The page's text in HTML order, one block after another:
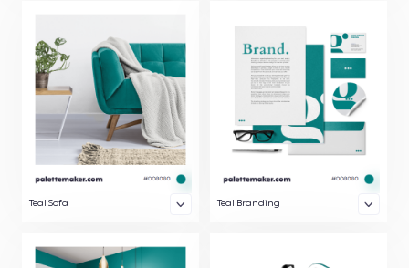
Teal Sofa Teal Branding